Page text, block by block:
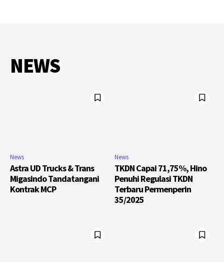
NEWS
News
Astra UD Trucks & Trans
Migasindo Tandatangani
Kontrak MCP
News
TKDN Capai 71,75%, Hino
Penuhi Regulasi TKDN
Terbaru Permenperin
35/2025